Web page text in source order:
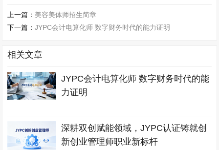
上一篇： 美容美体师招生简章
下一篇：JYPC会计电算化师 数字财务时代的能力证明
相关文章
JYPC会计电算化师 数字财务时代的能
力证明
深耕双创赋能领域，JYPC认证铸就创
新创业管理师职业新标杆